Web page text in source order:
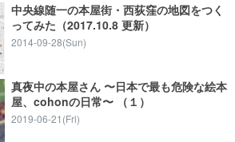
中央線随一の本屋街・西荻窪の地図をつく
ってみた（2017.10.8 更新）
2014-09-28(Sun)
真夜中の本屋さん 〜日本で最も危険な絵本
屋、cohonの日常〜 （１）
2019-06-21(Fri)